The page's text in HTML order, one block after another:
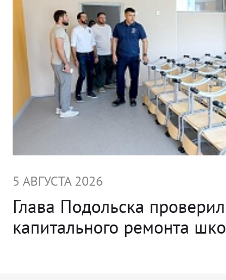
5 АВГУСТА 2026
Глава Подольска
капитального ремонта